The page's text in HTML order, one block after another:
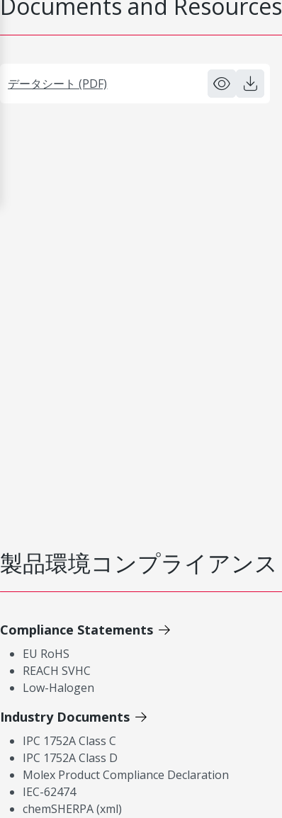
Documents and Resources
データシート (PDF)
製品環境コンプライアンス
Compliance Statements
EU RoHS
REACH SVHC
Low-Halogen
Industry Documents
IPC 1752A Class C
IPC 1752A Class D
Molex Product Compliance Declaration
IEC-62474
chemSHERPA (xml)